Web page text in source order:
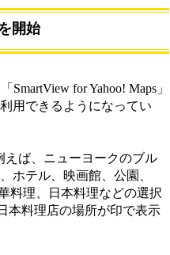
開始
for Yahoo! Maps」
用できるようになってい
えば、ニューヨークのブル
ホテル、映画館、公園、
料理、日本料理などの選択
本料理店の場所が印で表示